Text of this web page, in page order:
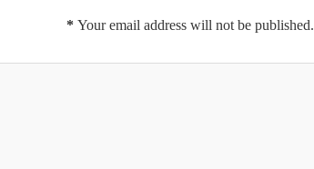
Your email address will not be published.
*